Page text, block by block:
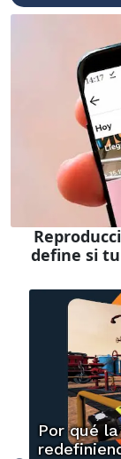
define si
Por qué